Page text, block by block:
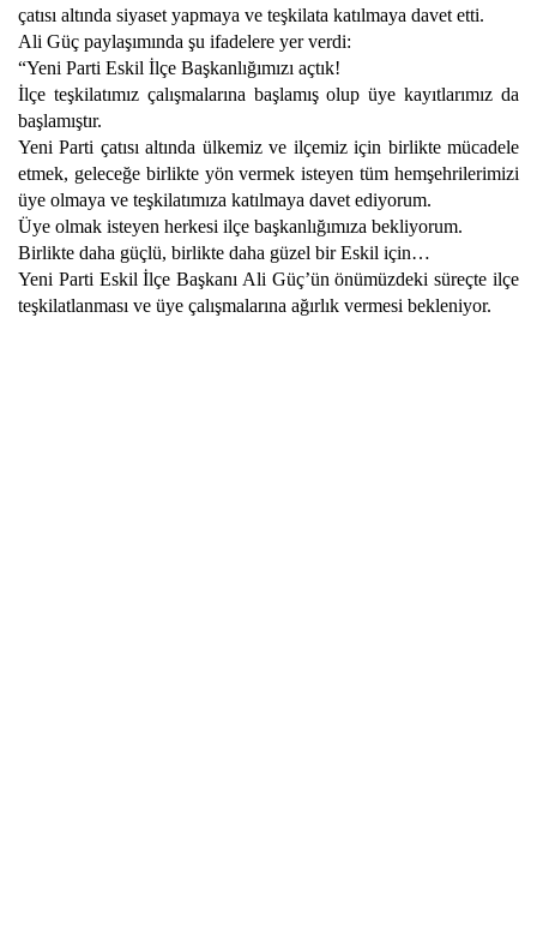
çatısı altında siyaset yapmaya ve teşkilata katılmaya davet etti.
Ali Güç paylaşımında şu ifadelere yer verdi:
“Yeni Parti Eskil İlçe Başkanlığımızı açtık!
İlçe teşkilatımız çalışmalarına başlamış olup üye kayıtlarımız da
başlamıştır.
Yeni Parti çatısı altında ülkemiz ve ilçemiz için birlikte mücadele
etmek, geleceğe birlikte yön vermek isteyen tüm hemşehrilerimizi
üye olmaya ve teşkilatımıza katılmaya davet ediyorum.
Üye olmak isteyen herkesi ilçe başkanlığımıza bekliyorum.
Birlikte daha güçlü, birlikte daha güzel bir Eskil için…
Yeni Parti Eskil İlçe Başkanı Ali Güç’ün önümüzdeki süreçte ilçe
teşkilatlanması ve üye çalışmalarına ağırlık vermesi bekleniyor.